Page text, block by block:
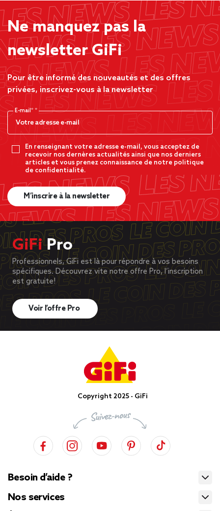
Ne manquez pas la
newsletter GiFi
Pour être informé des nouveautés et des offres
privées, inscrivez-vous à la newsletter
E-mail*
En renseignant votre adresse e-mail, vous acceptez de
recevoir nos dernères actualités ainsi que nos derniers
articles et vous prenez connaissance de notre politique
de confidentialité.
M’inscrire à la newsletter
GiFiPro
Professionnels, GiFi est là pour répondre à vos besoins
spécifiques. Découvrez vite notre offre Pro, l’inscription
est gratuite!
Voir l’offre Pro
Copyright 2025 - GiFi
Besoin d’aide ?
Nos services